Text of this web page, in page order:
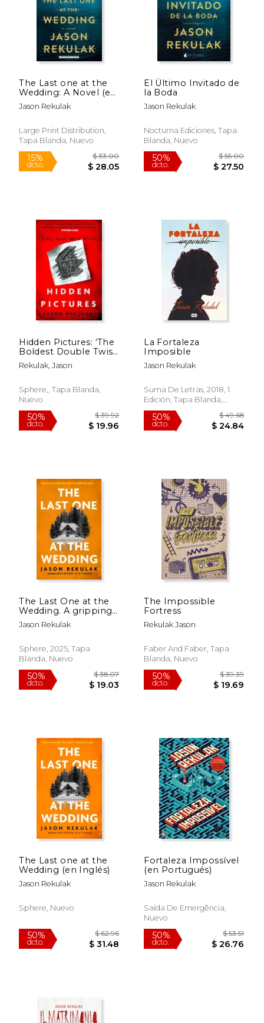
dcto. $ 29.64 dcto.
Rápido
The Last one at the
Wedding: A Novel (en
Inglés)
Jason Rekulak
Large Print Distribution,
Tapa Blanda, Nuevo
15%
dcto. $ 28.05
El Último Invitado de
la Boda
Jason Rekulak
Nocturna Ediciones, Tapa
Blanda, Nuevo
50%
dcto. $
Hidden Pictures: ‘The
Boldest Double Twist
of the Year’ the Times
(en Inglés)
Rekulak, Jason
Sphere,, Tapa Blanda,
Nuevo
La Fortaleza
Imposible
Jason Rekulak
Suma De Letras, 2018, 1
Edición, Tapa Blanda,
Nuevo
The Last One at the
Wedding. A gripping
thriller with a big
heart and big
Jason Rekulak
Sphere, 2025, Tapa
Blanda, Nuevo
The Impossible
Fortress
Rekulak Jason
Faber And Faber, Tapa
Blanda, Nuevo
The Last one at the
Wedding (en Inglés)
Jason Rekulak
Sphere, Nuevo
Fortaleza Impossível
(en Portugués)
Jason Rekulak
Saída De Emergência,
Nuevo